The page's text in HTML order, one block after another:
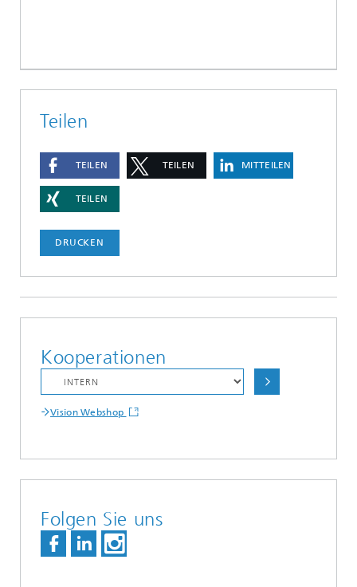
Teilen
TEILEN TEILEN MITTEILEN
TEILEN
DRUCKEN
Kooperationen
Vision Webshop
Folgen Sie uns